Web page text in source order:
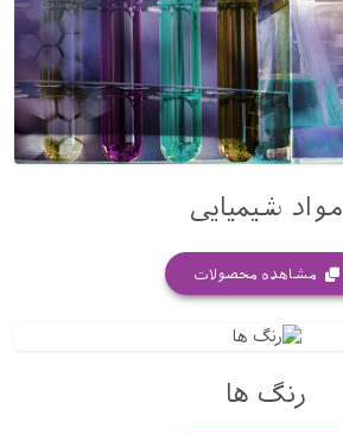
مواد شیمیایی
مشاهده محصولات
رنگ ها